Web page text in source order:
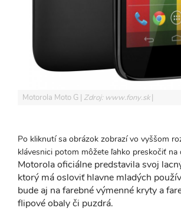
Motorola Moto G Zdroj: www.fony.sk
Po kliknutí sa obrázok zobrazí vo vyššom
klávesnici potom môžete ľahko preskočiť na
Motorola oficiálne predstavila svoj
ktorý má osloviť hlavne mladých
bude aj na farebné výmenné kryty a
flipové obaly či puzdrá.